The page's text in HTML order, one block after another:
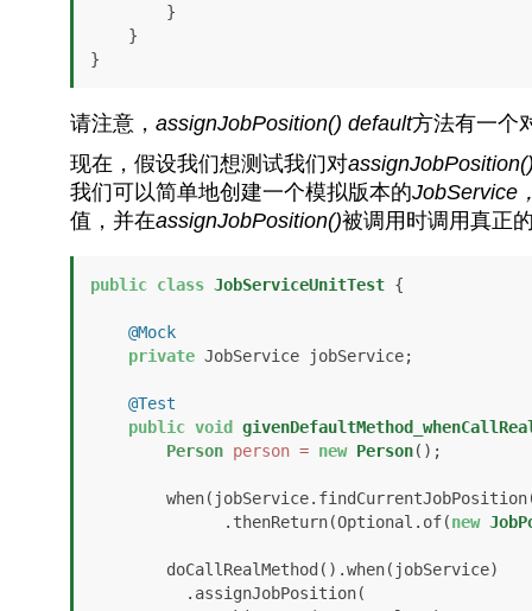
}
请注意， assignJobPosition() default方法有一个
现在，假设我们想测试我们对
我们可以简单地创建一个模拟版本的JobService
值，并在assignJobPosition()被调用时调用真正
public class JobServiceUnitTest {
@Mock
private JobService jobService;
@Test
public void
Person person = new Person();
              .thenReturn(Optional.of(
new